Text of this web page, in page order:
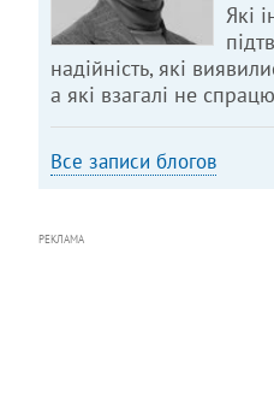
Які
надійність, які
а які взагалі не
Все записи блогов
РЕКЛАМА